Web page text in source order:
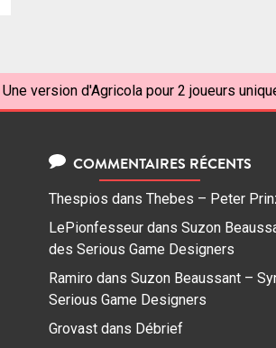
Une version d'Agricola pour 2 joueurs
COMMENTAIRES RÉCENTS
Thespios dans Thebes – Peter
LePionfesseur dans Suzon
des Serious Game Designers
Ramiro dans Suzon Beaussant –
Serious Game Designers
Grovast dans Débrief